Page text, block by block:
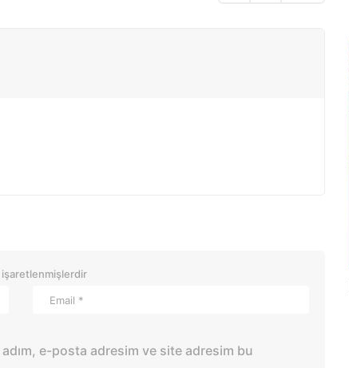
işaretlenmişlerdir
e-posta adresim ve site adresim bu